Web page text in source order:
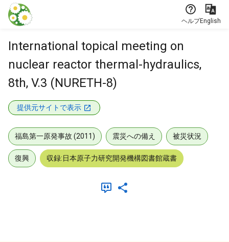
本文に飛ぶ
ヘルプEnglish
International topical meeting on
nuclear reactor thermal-hydraulics,
8th, V.3 (NURETH-8)
提供元サイトで表示
福島第一原発事故 (2011) 震災への備え 被災状況
復興 収録:日本原子力研究開発機構図書館蔵書